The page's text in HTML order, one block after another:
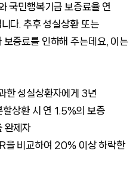
국민행복기금 보증료율 연
다. 추후 성실상환 또는
보증료를 인하해 주는데요, 이는
한 성실상환자에게 3년
상환 시 연 1.5%의 보증
완제자
을 비교하여 20% 이상 하락한